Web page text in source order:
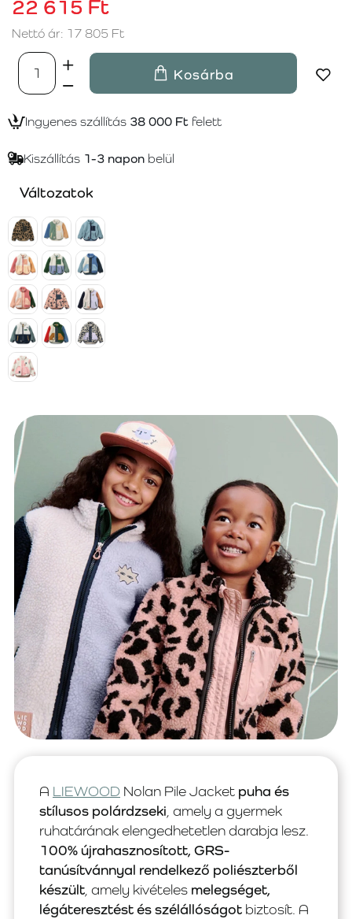
22 615 Ft
Nettó ár: 17 805 Ft
Kosárba
Ingyenes szállítás 38 000 Ft felett
Kiszállítás 1-3 napon belül
Változatok
A LIEWOOD Nolan Pile Jacket puha és
stílusos polárdzseki , amely a gyermek
ruhatárának elengedhetetlen darabja lesz.
100% újrahasznosított, GRS-
tanúsítvánnyal rendelkező poliészterből
készült , amely kivételes melegséget,
légáteresztést és szélállóságot biztosít. A